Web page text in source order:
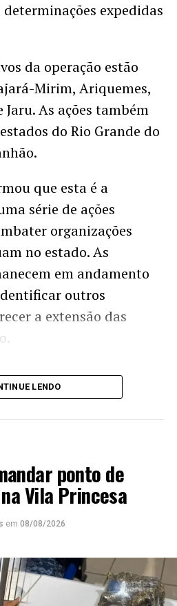
expedidas
da operação estão
Mirim, Ariquemes,
As ações também
do Rio Grande do
que esta é a
série de ações
organizações
no estado. As
em andamento
outros
a extensão das
LENDO
ponto de
Vila Princesa
em 08/08/2026